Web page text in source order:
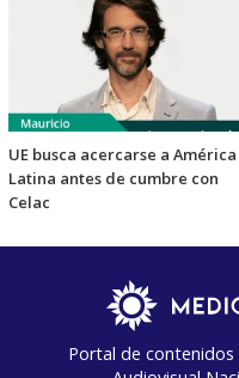
UE busca acercarse a América
Latina antes de cumbre con
Celac
Portal de contenidos